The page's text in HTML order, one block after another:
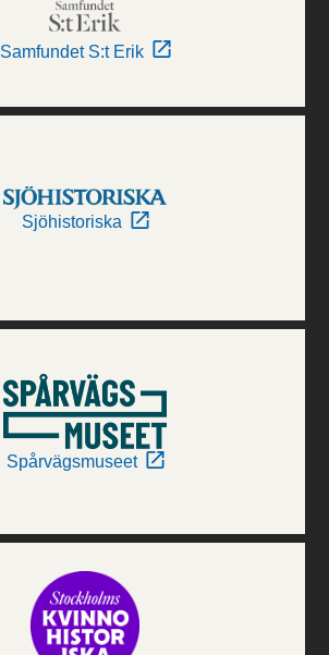
Samfundet S:t Erik
Sjöhistoriska
Spårvägsmuseet